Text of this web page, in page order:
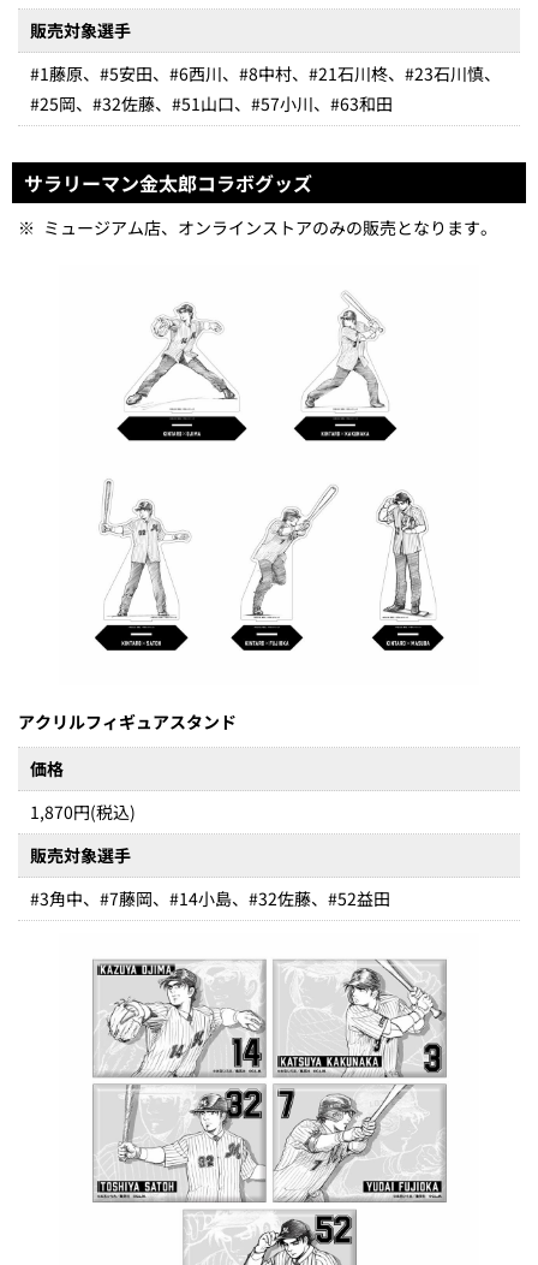
販売対象選手
#1藤原、#5安田、#6西川、#8中村、#21石川柊、#23石川慎、
#25岡、#32佐藤、#51山口、#57小川、#63和田
サラリーマン金太郎コラボグッズ
※ ミュージアム店、オンラインストアのみの販売となります。
アクリルフィギュアスタンド
価格
1,870円(税込)
販売対象選手
#3角中、#7藤岡、#14小島、#32佐藤、#52益田